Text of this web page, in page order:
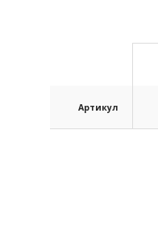
Артикул